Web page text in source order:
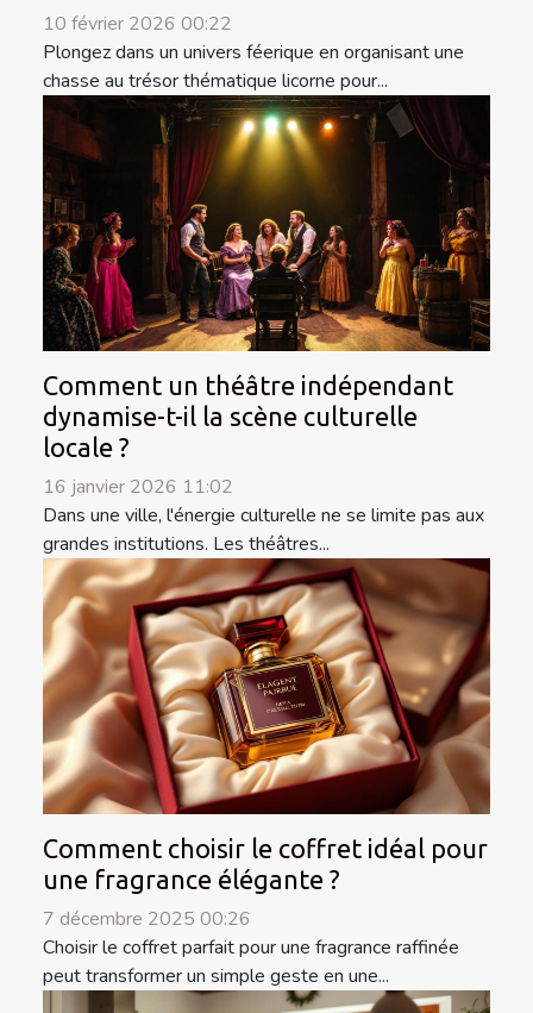
10 février 2026 00:22
Plongez dans un univers féerique en organisant une
chasse au trésor thématique licorne pour...
Comment un théâtre indépendant
dynamise-t-il la scène culturelle
locale ?
16 janvier 2026 11:02
Dans une ville, l'énergie culturelle ne se limite pas aux
grandes institutions. Les théâtres...
Comment choisir le coffret idéal pour
une fragrance élégante ?
7 décembre 2025 00:26
Choisir le coffret parfait pour une fragrance raffinée
peut transformer un simple geste en une...